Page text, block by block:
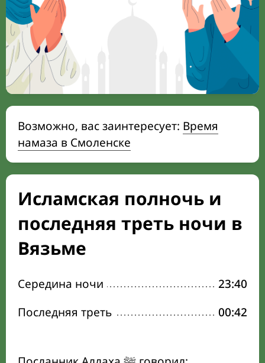
Возможно, вас заинтересует: Время
намаза в Смоленске
Исламская полночь и
последняя треть ночи в
Вязьме
Середина ночи
23:40
Последняя треть
00:42